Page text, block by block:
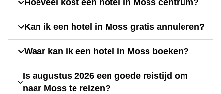
Hoeveel kost een hotel in Moss centrum?
Kan ik een hotel in Moss gratis annuleren?
Waar kan ik een hotel in Moss boeken?
Is augustus 2026 een goede reistijd om
naar Moss te reizen?